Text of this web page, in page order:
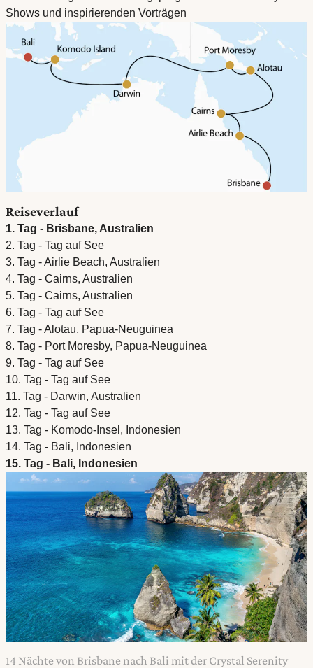
Shows und inspirierenden Vorträgen
Reiseverlauf
1. Tag - Brisbane, Australien
2. Tag - Tag auf See
3. Tag - Airlie Beach, Australien
4. Tag - Cairns, Australien
5. Tag - Cairns, Australien
6. Tag - Tag auf See
7. Tag - Alotau, Papua-Neuguinea
8. Tag - Port Moresby, Papua-Neuguinea
9. Tag - Tag auf See
10. Tag - Tag auf See
11. Tag - Darwin, Australien
12. Tag - Tag auf See
13. Tag - Komodo-Insel, Indonesien
14. Tag - Bali, Indonesien
15. Tag - Bali, Indonesien
14 Nächte von Brisbane nach Bali mit der Crystal Serenity